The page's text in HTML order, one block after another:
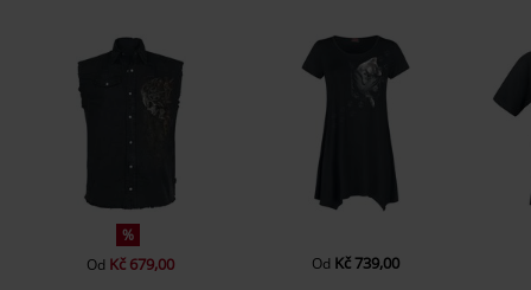
%
Od Kč 679,00 Od Kč 739,00